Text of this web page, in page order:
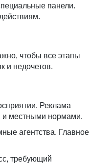
панели.
чтобы все этапы
и недочетов.
Реклама
и местными нормами.
агентства. Главное
требующий